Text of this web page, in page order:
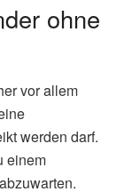
ohne
vor allem
werden darf.
einem